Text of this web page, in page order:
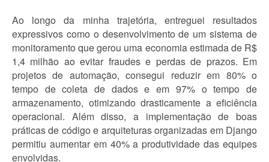
Ao longo da minha trajetória, entreguei resultados
expressivos como o desenvolvimento de um sistema de
monitoramento que gerou uma economia estimada de R$
1,4 milhão ao evitar fraudes e perdas de prazos. Em
projetos de automação, consegui reduzir em 80% o
tempo de coleta de dados e em 97% o tempo de
armazenamento, otimizando drasticamente a eficiência
operacional. Além disso, a implementação de boas
práticas de código e arquiteturas organizadas em Django
permitiu aumentar em 40% a produtividade das equipes
envolvidas.